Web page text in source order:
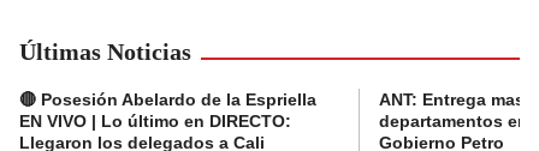
Últimas Noticias
🔴 Posesión Abelardo de la Espriella
EN VIVO | Lo último en DIRECTO:
Llegaron los delegados a Cali
ANT: Entrega
departamentos en
Gobierno Petro